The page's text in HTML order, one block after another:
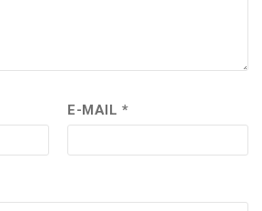
E-MAIL*